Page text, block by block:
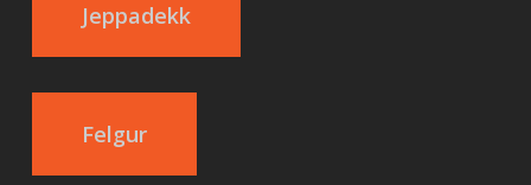
Jeppadekk
Felgur